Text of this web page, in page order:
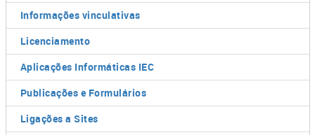
Informações vinculativas
Licenciamento
Aplicações Informáticas IEC
Publicações e Formulários
Ligações a Sites